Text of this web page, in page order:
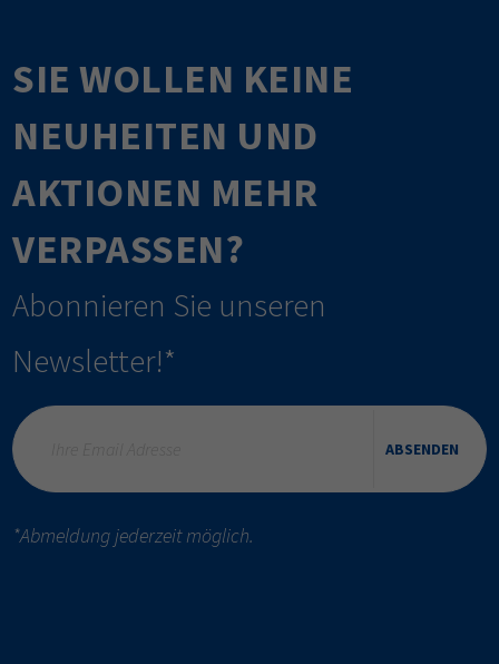
SIE WOLLEN KEINE
NEUHEITEN UND
AKTIONEN MEHR
VERPASSEN?
Abonnieren Sie unseren
Newsletter!*
ABSENDEN
*Abmeldung jederzeit möglich.